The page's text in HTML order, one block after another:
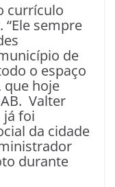
currículo
sempre
de
o espaço
que hoje
Valter
já foi
da cidade
durante